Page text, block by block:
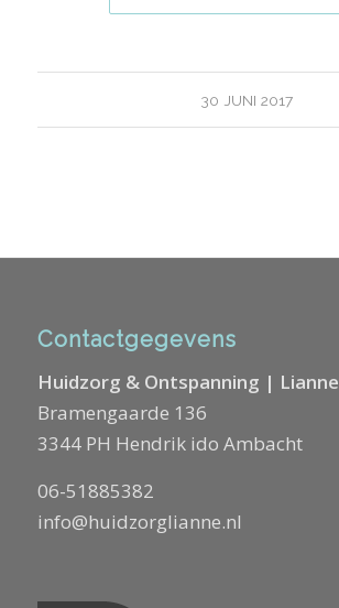
30 JUNI 2017
Contactgegevens
Huidzorg & Ontspanning | Lianne
Bramengaarde 136
3344 PH Hendrik ido Ambacht
06-51885382
info@huidzorglianne.nl